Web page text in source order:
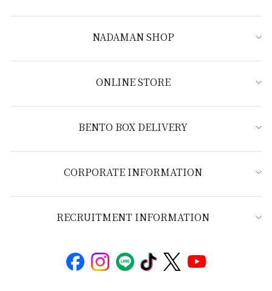
NADAMAN SHOP
ONLINE STORE
BENTO BOX DELIVERY
CORPORATE INFORMATION
RECRUITMENT INFORMATION